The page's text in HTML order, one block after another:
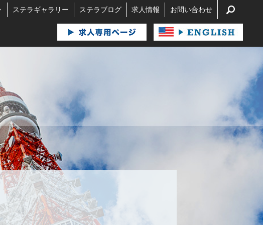
ステラギャラリー ステラブログ 求人情報 お問い合わせ